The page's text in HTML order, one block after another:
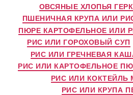
ОВСЯНЫЕ ХЛОПЬЯ
ПШЕНИЧНАЯ КРУПА ИЛИ
ПЮРЕ КАРТОФЕЛЬНОЕ ИЛИ
РИС ИЛИ ГОРОХОВЫЙ СУП
РИС ИЛИ ГРЕЧНЕВАЯ
РИС ИЛИ КАРТОФЕЛЬНОЕ
РИС ИЛИ
РИС ИЛИ КРУПА